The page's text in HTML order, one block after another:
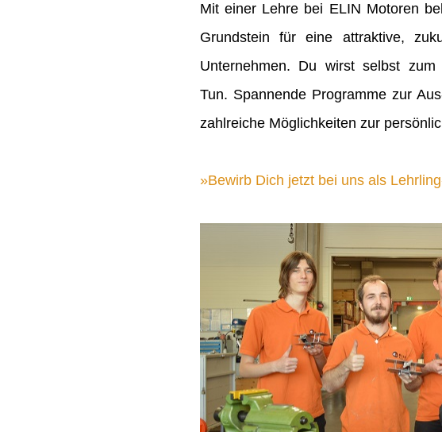
Mit einer Lehre bei ELIN Motoren
Grundstein für eine attraktive,
Unternehmen. Du wirst selbst
Tun. Spannende Programme zur
zahlreiche Möglichkeiten zur
Bewirb Dich jetzt bei uns als Lehrling